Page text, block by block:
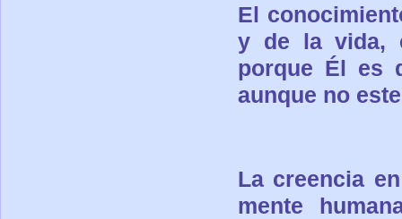
El
y de la vida,
porque Él es
aunque no
La creencia
mente